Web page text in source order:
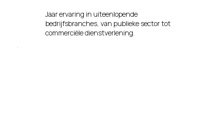
Jaar ervaring in uiteenlopende
bedrijfsbranches, van publieke sector tot
commerciële dienstverlening.